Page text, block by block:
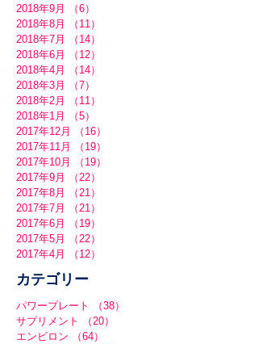
2018年9月
（6）
2018年8月
（11）
2018年7月
（14）
2018年6月
（12）
2018年4月
（14）
2018年3月
（7）
2018年2月
（11）
2018年1月
（5）
2017年12月
（16）
2017年11月
（19）
2017年10月
（19）
2017年9月
（22）
2017年8月
（21）
2017年7月
（21）
2017年6月
（19）
2017年5月
（22）
2017年4月
（12）
カテゴリー
パワープレート （38）
サプリメント
（20）
エンビロン
（64）